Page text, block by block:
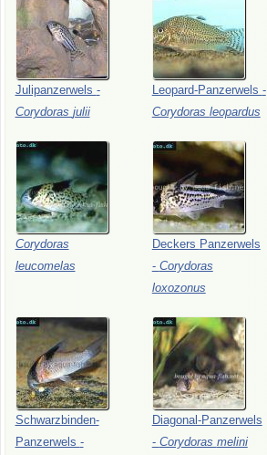
Julipanzerwels -
Corydoras julii
Leopard-Panzerwels -
Corydoras leopardus
Corydoras
leucomelas
Deckers Panzerwels
- Corydoras
loxozonus
Schwarzbinden-
Panzerwels -
Diagonal-Panzerwels
- Corydoras melini